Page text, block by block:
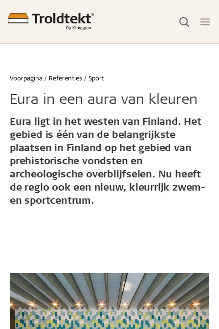
Voorpagina Referenties Sport
Eura in een aura van kleuren
Eura ligt in het westen van Finland. Het
gebied is één van de belangrijkste
plaatsen in Finland op het gebied van
prehistorische vondsten en
archeologische overblijfselen. Nu heeft
de regio ook een nieuw, kleurrijk zwem-
en sportcentrum.